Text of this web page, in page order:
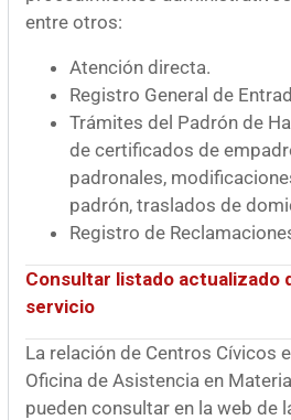
entre otros:
Atención directa.
Registro General de
Trámites del Padrón de
de certificados de
padronales,
padrón, traslados de
Registro de
Consultar listado actualizado
servicio
La relación de Centros Cívicos
Oficina de Asistencia en
pueden consultar en la web de